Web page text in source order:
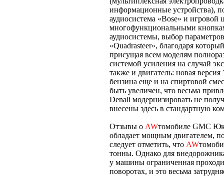
информационные устройства),
аудиосистема «Bose» и
многофункциональными
аудиосистемы, выбор
«Quadrasteer», благодаря
присущая всем моделям
системой усиления на случай
также и двигатель: новая
бензина еще и на спиртовой
быть увеличен, что весьма
Denali модернизировать не
внесены здесь в стандартную
Отзывы о AWтомобиле GMC
обладает мощным двигателем,
следует отметить, что AW
тонны. Однако для
у машины ограниченная
поворотах, и это весьма